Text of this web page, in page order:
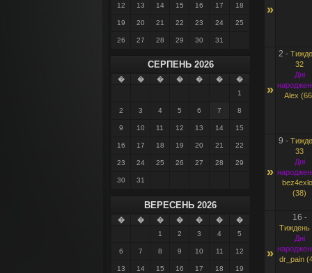
12 13 14 15 16 17 18
19 20 21 22 23 24 25
26 27 28 29 30 31
СЕРПЕНЬ 2026
� � � � � �
�
1
2 3 4 5 6 7 8
9 10 11 12 13 14 15
16 17 18 19 20 21 22
23 24 25 26 27 28 29
30 31
ВЕРЕСЕНЬ 2026
� � � � � �
�
1
2 3 4 5
6 7 8 9 10 11 12
13 14 15 16 17 18 19
»
»
2 -
32
Дні
Alex
»
9 -
33
Дні
(38)
»
16 -
Тиждень
Дні
dr_pain